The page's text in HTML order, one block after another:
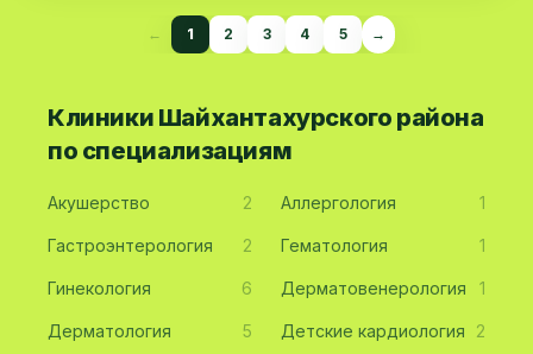
← 1 2 3 4 5 →
Клиники Шайхантахурского района
по специализациям
Акушерство 2 Аллергология 1
Гастроэнтерология 2 Гематология 1
Гинекология 6 Дерматовенерология 1
Дерматология 5 Детские кардиология 2